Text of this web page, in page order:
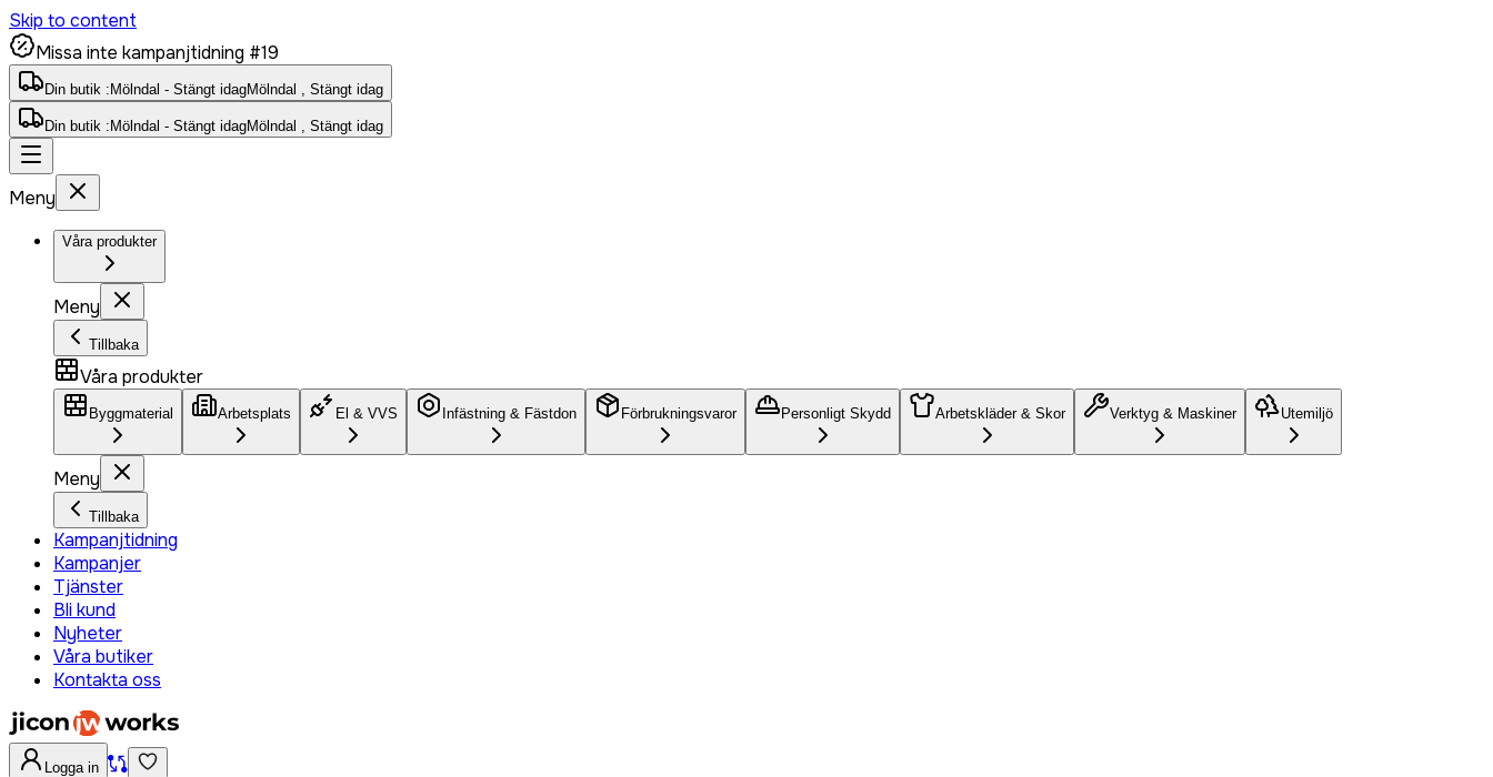
Skip to content
Missa inte kampanjtidning #19
Din butik : Mölndal - Stängt idagMölndal , Stängt idag
Din butik : Mölndal - Stängt idagMölndal , Stängt idag
Meny
Våra produkter
Meny
Tillbaka
Våra produkter
Byggmaterial Arbetsplats El & VVS Infästning & Fästdon Förbrukningsvaror Personligt Skydd Arbetskläder & Skor Verktyg & Maskiner Utemiljö
Meny
Tillbaka
Kampanjtidning
Kampanjer
Tjänster
Bli kund
Nyheter
Våra butiker
Kontakta oss
Logga in